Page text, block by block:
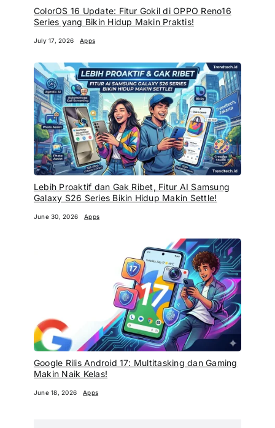
ColorOS 16 Update: Fitur Gokil di OPPO Reno16
Series yang Bikin Hidup Makin Praktis!
July 17, 2026 Apps
Lebih Proaktif dan Gak Ribet, Fitur AI Samsung
Galaxy S26 Series Bikin Hidup Makin Settle!
June 30, 2026 Apps
Google Rilis Android 17: Multitasking dan Gaming
Makin Naik Kelas!
June 18, 2026 Apps